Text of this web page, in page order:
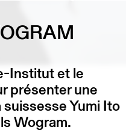
Institut et le
présenter une
Yumi Ito
Wogram.